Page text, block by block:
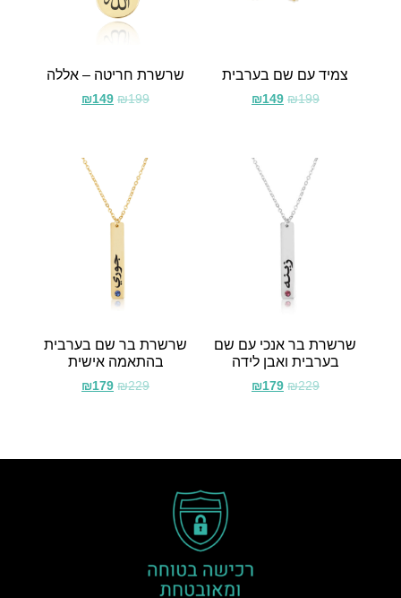
צמיד עם שם בערבית
₪199
₪149
שרשרת חריטה – אללה
₪199
₪149
שרשרת בר אנכי עם שם
בערבית ואבן לידה
₪229
₪179
שרשרת בר שם בערבית
בהתאמה אישית
₪229
₪179